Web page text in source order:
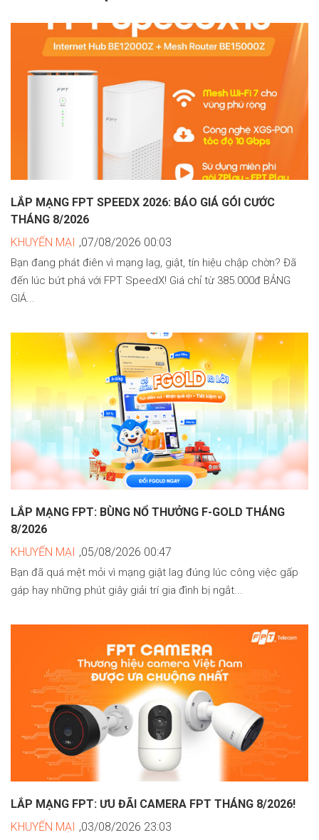
LẮP MẠNG FPT SPEEDX 2026: BÁO GIÁ GÓI CƯỚC
THÁNG 8/2026
KHUYẾN MẠI ,07/08/2026 00:03
Bạn đang phát điên vì mạng lag, giật, tín hiệu chập chờn? Đã
đến lúc bứt phá với FPT SpeedX! Giá chỉ từ 385.000đ BẢNG
GIÁ...
LẮP MẠNG FPT: BÙNG NỔ THƯỞNG F-GOLD THÁNG
8/2026
KHUYẾN MẠI ,05/08/2026 00:47
Bạn đã quá mệt mỏi vì mạng giật lag đúng lúc công việc gấp
gáp hay những phút giây giải trí gia đình bị ngắt...
LẮP MẠNG FPT: ƯU ĐÃI CAMERA FPT THÁNG 8/2026!
KHUYẾN MẠI ,03/08/2026 23:03